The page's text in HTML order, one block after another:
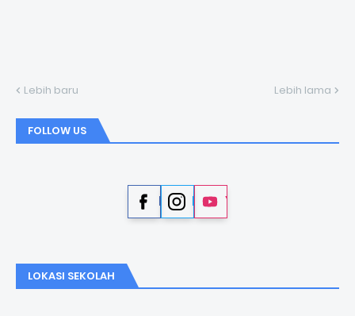
Lebih baru Lebih lama
FOLLOW US
FacebookInstagramYouTube
LOKASI SEKOLAH